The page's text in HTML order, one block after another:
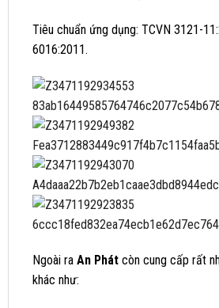
Tiêu chuẩn ứng dụng: TCVN 3121-
6016:2011.
Ngoài ra An Phátcòn cung cấp rất
khác như: